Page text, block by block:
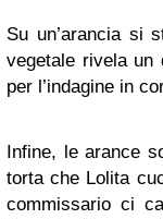
Su un’arancia si
vegetale rivela un
per l’indagine in
Infine, le arance
torta che Lolita
commissario ci